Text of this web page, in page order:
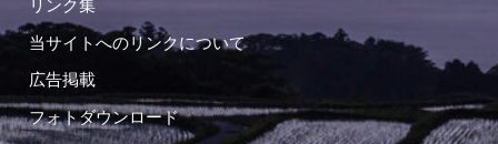
リンク集
当サイトへのリンクについて
広告掲載
フォトダウンロード